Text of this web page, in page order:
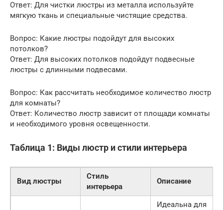
Ответ: Для чистки люстры из металла используйте
мягкую ткань и специальные чистящие средства.
Вопрос: Какие люстры подойдут для высоких
потолков?
Ответ: Для высоких потолков подойдут подвесные
люстры с длинными подвесами.
Вопрос: Как рассчитать необходимое количество люстр
для комнаты?
Ответ: Количество люстр зависит от площади комнаты
и необходимого уровня освещенности.
Таблица 1: Виды люстр и стили интерьера
Вид люстры
Стиль
интерьера
Описание
Идеальна для